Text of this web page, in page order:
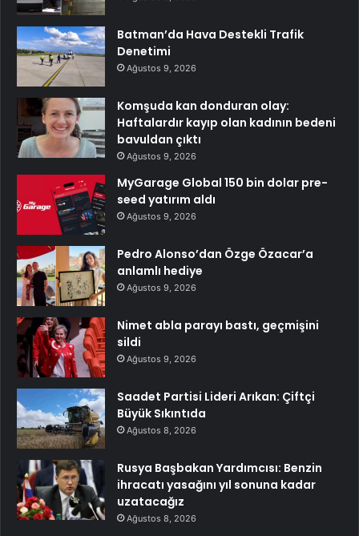
Batman’da Hava Destekli Trafik
Denetimi
Ağustos 9, 2026
Komşuda kan donduran olay:
Haftalardır kayıp olan kadının bedeni
bavuldan çıktı
Ağustos 9, 2026
MyGarage Global 150 bin dolar pre-
seed yatırım aldı
Ağustos 9, 2026
Pedro Alonso’dan Özge Özacar’a
anlamlı hediye
Ağustos 9, 2026
Nimet abla parayı bastı, geçmişini
sildi
Ağustos 9, 2026
Saadet Partisi Lideri Arıkan: Çiftçi
Büyük Sıkıntıda
Ağustos 8, 2026
Rusya Başbakan Yardımcısı: Benzin
ihracatı yasağını yıl sonuna kadar
uzatacağız
Ağustos 8, 2026